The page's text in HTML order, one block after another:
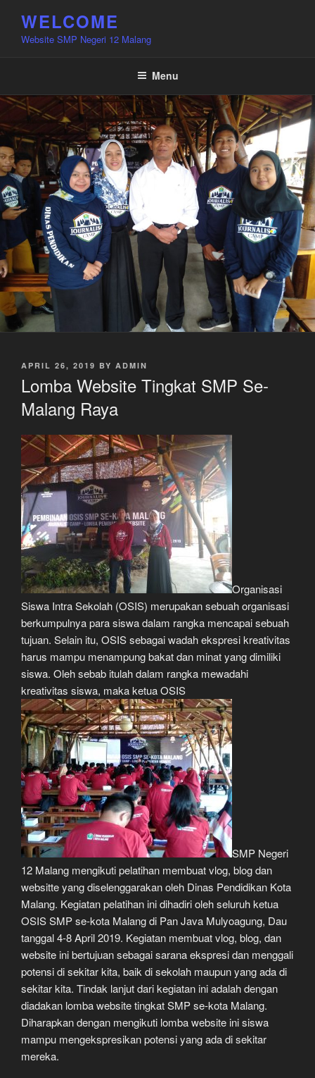
content
WELCOME
Website SMP Negeri 12 Malang
Menu
POSTED
APRIL 26, 2019 BY ADMIN
Lomba Website Tingkat SMP Se-
Malang Raya
Organisasi
Siswa Intra Sekolah (OSIS) merupakan sebuah organisasi
berkumpulnya para siswa dalam rangka mencapai sebuah
tujuan. Selain itu, OSIS sebagai wadah ekspresi kreativitas
harus mampu menampung bakat dan minat yang dimiliki
siswa. Oleh sebab itulah dalam rangka mewadahi
kreativitas siswa, maka ketua OSIS
SMP Negeri
12 Malang mengikuti pelatihan membuat vlog, blog dan
websitte yang diselenggarakan oleh Dinas Pendidikan Kota
Malang. Kegiatan pelatihan ini dihadiri oleh seluruh ketua
OSIS SMP se-kota Malang di Pan Java Mulyoagung, Dau
tanggal 4-8 April 2019. Kegiatan membuat vlog, blog, dan
website ini bertujuan sebagai sarana ekspresi dan menggali
potensi di sekitar kita, baik di sekolah maupun yang ada di
sekitar kita. Tindak lanjut dari kegiatan ini adalah dengan
diadakan lomba website tingkat SMP se-kota Malang.
Diharapkan dengan mengikuti lomba website ini siswa
mampu mengekspresikan potensi yang ada di sekitar
mereka.